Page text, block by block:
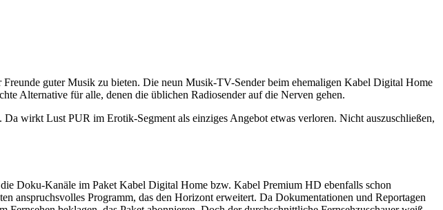
guter Musik zu bieten. Die neun Musik-TV-Sender beim ehemaligen Kabel Digital Home
Alternative für alle, denen die üblichen Radiosender auf die Nerven gehen.
wirkt Lust PUR im Erotik-Segment als einziges Angebot etwas verloren. Nicht auszuschließen,
Doku-Kanäle im Paket Kabel Digital Home bzw. Kabel Premium HD ebenfalls schon
anspruchsvolles Programm, das den Horizont erweitert. Da Dokumentationen und Reportagen